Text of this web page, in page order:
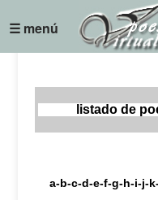
☰ menú
listado de
a-b-c-d-e-f-g-h-i-j-k